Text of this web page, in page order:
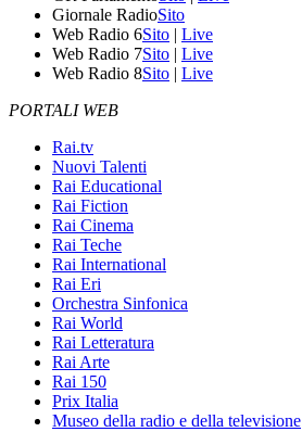
Giornale RadioSito
Web Radio 6Sito | Live
Web Radio 7Sito | Live
Web Radio 8Sito | Live
PORTALI WEB
Rai.tv
Nuovi Talenti
Rai Educational
Rai Fiction
Rai Cinema
Rai Teche
Rai International
Rai Eri
Orchestra Sinfonica
Rai World
Rai Letteratura
Rai Arte
Rai 150
Prix Italia
Museo della radio e della televisione